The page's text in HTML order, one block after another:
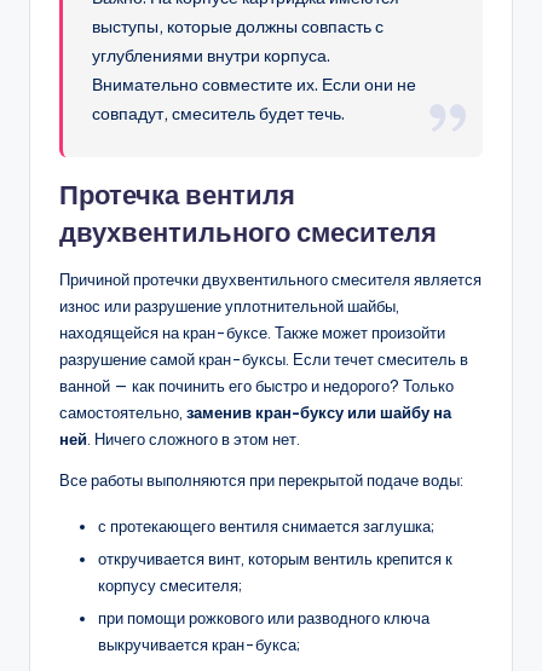
выступы, которые должны совпасть с
углублениями внутри корпуса.
Внимательно совместите их. Если они не
совпадут, смеситель будет течь.
Протечка вентиля
двухвентильного смесителя
Причиной протечки двухвентильного смесителя является
износ или разрушение уплотнительной шайбы,
находящейся на кран-буксе. Также может произойти
разрушение самой кран-буксы. Если течет смеситель в
ванной — как починить его быстро и недорого? Только
самостоятельно, заменив кран-буксу или шайбу на
ней. Ничего сложного в этом нет.
Все работы выполняются при перекрытой подаче воды:
с протекающего вентиля снимается заглушка;
откручивается винт, которым вентиль крепится к
корпусу смесителя;
при помощи рожкового или разводного ключа
выкручивается кран-букса;